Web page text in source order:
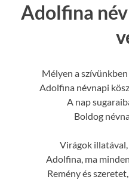
Adolfina
Mélyen a
Adolfina névnapi
A nap
Boldog
Virágok illatával,
Adolfina, ma
Remény és